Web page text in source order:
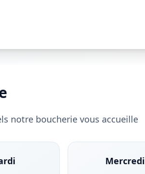
notre boucherie vous accueille
Mercredi